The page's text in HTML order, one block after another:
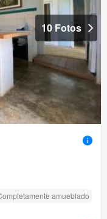
10 Fotos
amueblado